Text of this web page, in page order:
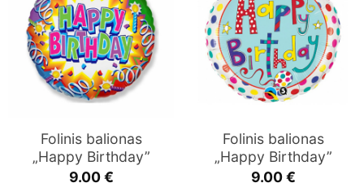
Folinis balionas
„Happy Birthday”
9.00€
Folinis balionas
„Happy Birthday”
9.00€